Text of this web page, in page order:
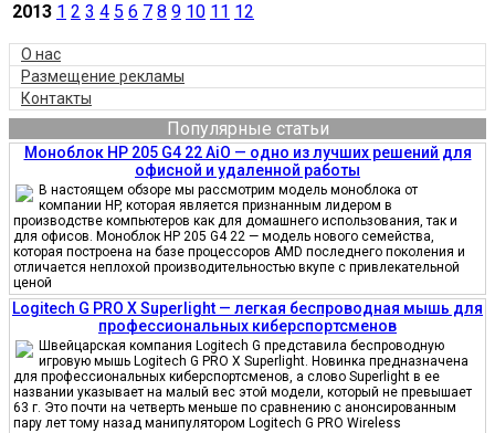
2013 1 2 3 4 5 6 7 8 9 10 11 12
О нас
Размещение рекламы
Контакты
Популярные статьи
Моноблок HP 205 G4 22 AiO — одно из лучших решений для
офисной и удаленной работы
В настоящем обзоре мы рассмотрим модель моноблока от
компании HP, которая является признанным лидером в
производстве компьютеров как для домашнего использования, так и
для офисов. Моноблок HP 205 G4 22 — модель нового семейства,
которая построена на базе процессоров AMD последнего поколения и
отличается неплохой производительностью вкупе с привлекательной
ценой
Logitech G PRO X Superlight — легкая беспроводная мышь для
профессиональных киберспортсменов
Швейцарская компания Logitech G представила беспроводную
игровую мышь Logitech G PRO X Superlight. Новинка предназначена
для профессиональных киберспортсменов, а слово Superlight в ее
названии указывает на малый вес этой модели, который не превышает
63 г. Это почти на четверть меньше по сравнению с анонсированным
пару лет тому назад манипулятором Logitech G PRO Wireless